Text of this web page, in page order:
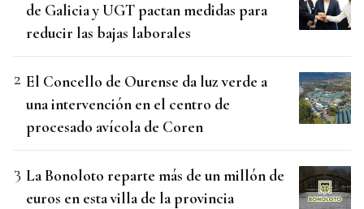
de Galicia y UGT pactan medidas para
reducir las bajas laborales
El Concello de Ourense da luz verde a
una intervención en el centro de
procesado avícola de Coren
La Bonoloto reparte más de un millón de
euros en esta villa de la provincia